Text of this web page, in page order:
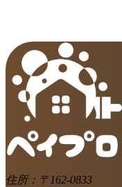
住所：〒162-0833